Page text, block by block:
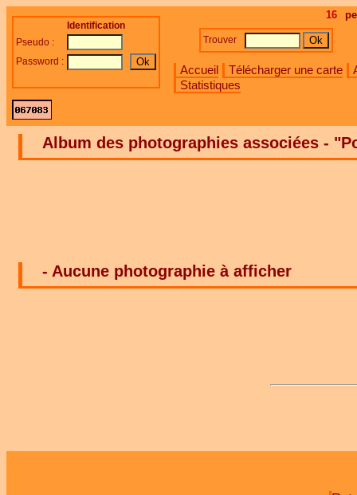
16
Accueil Télécharger une carte
Statistiques
Identification
Pseudo :
Password :
Trouver
Album des photographies associées -
- Aucune photographie à afficher